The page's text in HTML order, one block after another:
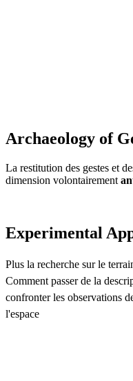
Archaeology of
La restitution des gestes et
dimension volontairement
Experimental
Plus la recherche sur le
Comment passer de la
confronter les observations
l'espace